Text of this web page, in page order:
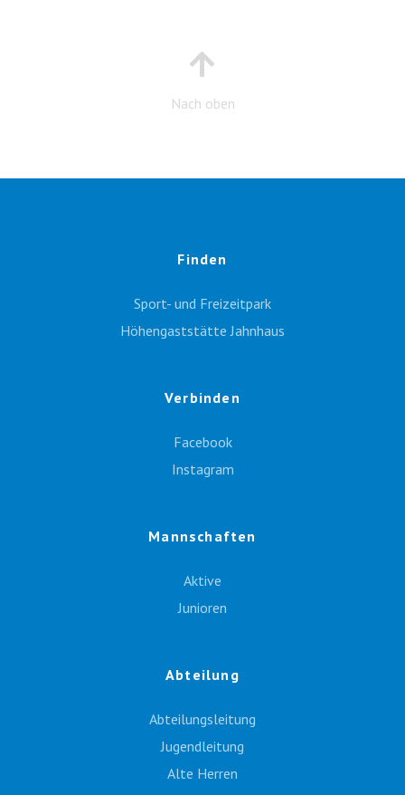
Nach oben
Finden
Sport- und Freizeitpark
Höhengaststätte Jahnhaus
Verbinden
Facebook
Instagram
Mannschaften
Aktive
Junioren
Abteilung
Abteilungsleitung
Jugendleitung
Alte Herren